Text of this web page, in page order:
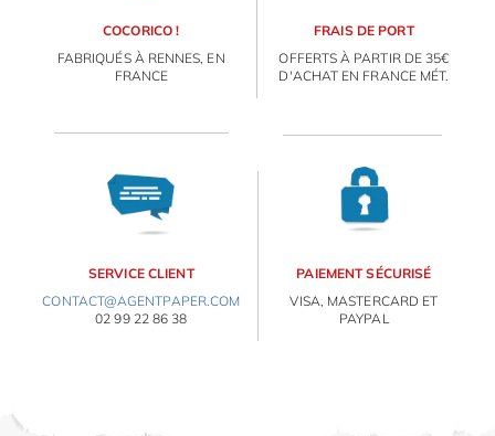
COCORICO !
FABRIQUÉS À RENNES, EN
FRANCE
FRAIS DE PORT
OFFERTS À PARTIR DE 35€
D'ACHAT EN FRANCE MÉT.
SERVICE CLIENT
CONTACT@AGENTPAPER.COM
02 99 22 86 38
PAIEMENT SÉCURISÉ
VISA, MASTERCARD ET
PAYPAL